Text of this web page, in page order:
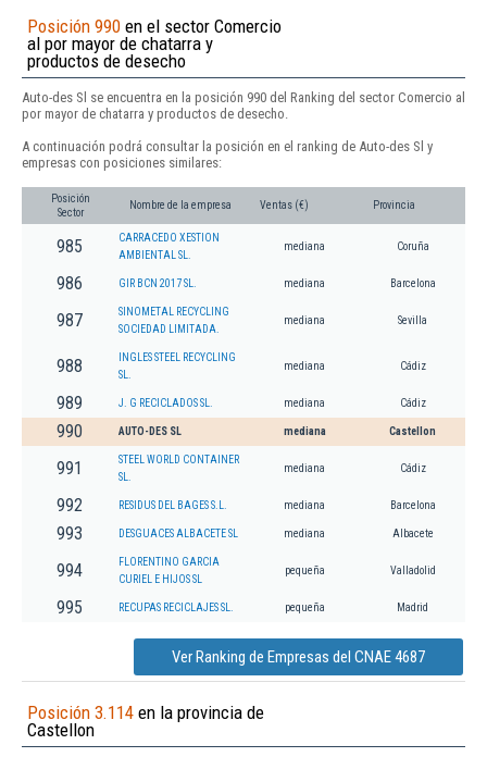
Posición 990 en el sector Comercio
al por mayor de chatarra y
productos de desecho
Auto-des Sl se encuentra en la posición 990 del Ranking del sector Comercio al
por mayor de chatarra y productos de desecho.
A continuación podrá consultar la posición en el ranking de Auto-des Sl y
empresas con posiciones similares:
Posición
Sector
Nombre de la empresa Ventas (€) Provincia
985
CARRACEDO XESTION
AMBIENTAL SL.
mediana Coruña
986 GIR BCN 2017 SL. mediana Barcelona
987
SINOMETAL RECYCLING
SOCIEDAD LIMITADA.
mediana Sevilla
988
INGLES STEEL RECYCLING
SL.
mediana Cádiz
989 J. G RECICLADOS SL. mediana Cádiz
990 AUTO-DES SL mediana Castellon
991
STEEL WORLD CONTAINER
SL.
mediana Cádiz
992 RESIDUS DEL BAGES S.L. mediana Barcelona
993 DESGUACES ALBACETE SL mediana Albacete
994
FLORENTINO GARCIA
CURIEL E HIJOS SL
pequeña Valladolid
995 RECUPAS RECICLAJES SL. pequeña Madrid
Ver Ranking de Empresas del CNAE 4687
Posición 3.114 en la provincia de
Castellon